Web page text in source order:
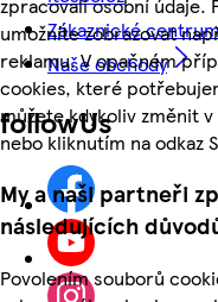
umožníte zobrazovat
reklamu. V opačném
cookies, které
můžete kdykoliv změnit v
nebo kliknutím na odkaz
My a naši partneři
následujících
Povolením souborů
Zákaznické
Naše obchody
followUs